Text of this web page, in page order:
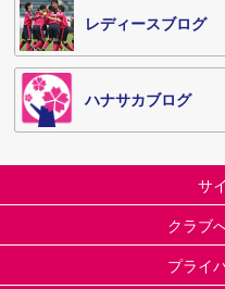
レディースブログ
ハナサカブログ
サ
クラブ
プライ